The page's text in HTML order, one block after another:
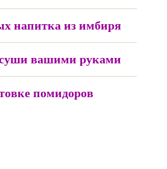
напитка из имбиря
вашими руками
помидоров